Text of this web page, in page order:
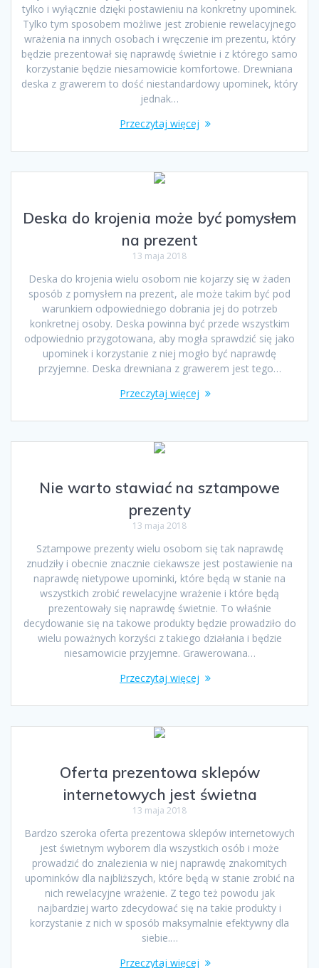
tylko i wyłącznie dzięki postawieniu na konkretny upominek.
Tylko tym sposobem możliwe jest zrobienie rewelacyjnego
wrażenia na innych osobach i wręczenie im prezentu, który
będzie prezentował się naprawdę świetnie i z którego samo
korzystanie będzie niesamowicie komfortowe. Drewniana
deska z grawerem to dość niestandardowy upominek, który
jednak…
Przeczytaj więcej
Deska do krojenia może być pomysłem
na prezent
13 maja 2018
Deska do krojenia wielu osobom nie kojarzy się w żaden
sposób z pomysłem na prezent, ale może takim być pod
warunkiem odpowiedniego dobrania jej do potrzeb
konkretnej osoby. Deska powinna być przede wszystkim
odpowiednio przygotowana, aby mogła sprawdzić się jako
upominek i korzystanie z niej mogło być naprawdę
przyjemne. Deska drewniana z grawerem jest tego…
Przeczytaj więcej
Nie warto stawiać na sztampowe
prezenty
13 maja 2018
Sztampowe prezenty wielu osobom się tak naprawdę
znudziły i obecnie znacznie ciekawsze jest postawienie na
naprawdę nietypowe upominki, które będą w stanie na
wszystkich zrobić rewelacyjne wrażenie i które będą
prezentowały się naprawdę świetnie. To właśnie
decydowanie się na takowe produkty będzie prowadziło do
wielu poważnych korzyści z takiego działania i będzie
niesamowicie przyjemne. Grawerowana…
Przeczytaj więcej
Oferta prezentowa sklepów
internetowych jest świetna
13 maja 2018
Bardzo szeroka oferta prezentowa sklepów internetowych
jest świetnym wyborem dla wszystkich osób i może
prowadzić do znalezienia w niej naprawdę znakomitych
upominków dla najbliższych, które będą w stanie zrobić na
nich rewelacyjne wrażenie. Z tego też powodu jak
najbardziej warto zdecydować się na takie produkty i
korzystanie z nich w sposób maksymalnie efektywny dla
siebie.…
Przeczytaj więcej